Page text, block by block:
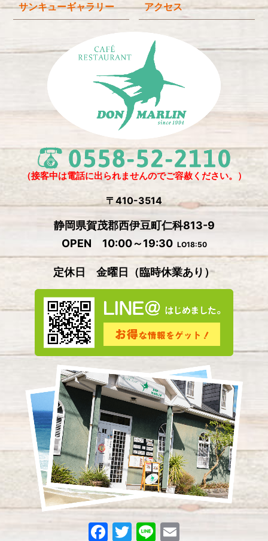
2025年6月(3)
2025年4月
(2)
2025年3月
(2)
2025年2月
(6)
2024年12月
(1)
2024年11月
2024年10月(1)
2024年9月(5)
2024年6月(4)
2024年5月(4)
2024年4月 (2)
2024年3月(5)
2024年2月(3)
2024年1月(3)
2023年12月
2023年11月(2)
2023年10月(5)
2023年9月(3)
2023年8月(3)
2023年7月(8)
2023年6月(1)
2023年4月(6)
サンキューギャラリー アクセス
（接客中は電話に出られませんのでご容赦ください。）
〒410-3514
静岡県賀茂郡西伊豆町仁科813-9
OPEN 10:00～19:30 LO18:50
定休日 金曜日 （臨時休業あり）
F T Li